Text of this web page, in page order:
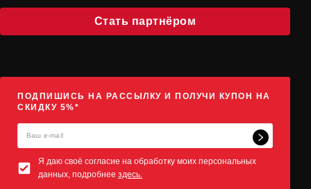
Стать партнёром
ПОДПИШИСЬ НА РАССЫЛКУ И ПОЛУЧИ КУПОН НА
СКИДКУ 5%*
Я даю своё согласие на обработку моих персональных
данных, подробнее здесь.